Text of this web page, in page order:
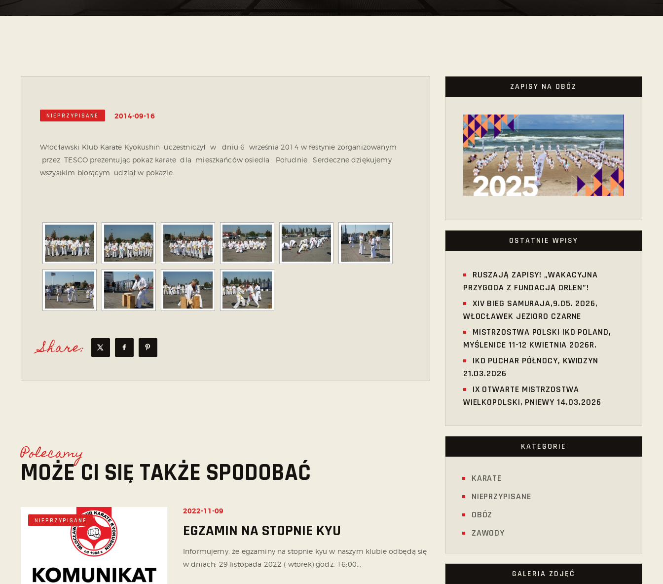
NIEPRZYPISANE 2014-09-16
Włocławski Klub Karate Kyokushin uczestniczył w dniu 6 września 2014 w festynie zorganizowanym
przez TESCO prezentując pokaz karate dla mieszkańców osiedla Południe. Serdeczne dziękujemy
wszystkim biorącym udział w pokazie.
Share:
Polecamy
MOŻE CI SIĘ TAKŻE SPODOBAĆ
NIEPRZYPISANE
2022-11-09
EGZAMIN NA STOPNIE KYU
Informujemy, że egzaminy na stopnie kyu w naszym klubie odbędą się
w dniach: 29 listopada 2022 ( wtorek) godz. 16:00...
ZAPISY NA OBÓZ
OSTATNIE WPISY
RUSZAJĄ ZAPISY! „WAKACYJNA
PRZYGODA Z FUNDACJĄ ORLEN”!
XIV BIEG SAMURAJA,9.05. 2026,
WŁOCŁAWEK JEZIORO CZARNE
MISTRZOSTWA POLSKI IKO POLAND,
MYŚLENICE 11-12 KWIETNIA 2026R.
IKO PUCHAR PÓŁNOCY, KWIDZYN
21.03.2026
IX OTWARTE MISTRZOSTWA
WIELKOPOLSKI, PNIEWY 14.03.2026
KATEGORIE
KARATE
NIEPRZYPISANE
OBÓZ
ZAWODY
GALERIA ZDJĘĆ